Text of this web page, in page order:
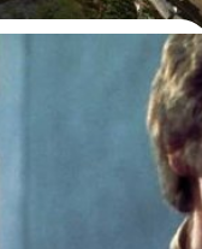
Battlefront
า และ พัลพาทีน
จากงานเกม